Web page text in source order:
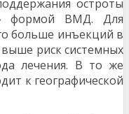
остроты
формой ВМД. Для
больше инъекций в
риск системных
лечения. В то же
к географической